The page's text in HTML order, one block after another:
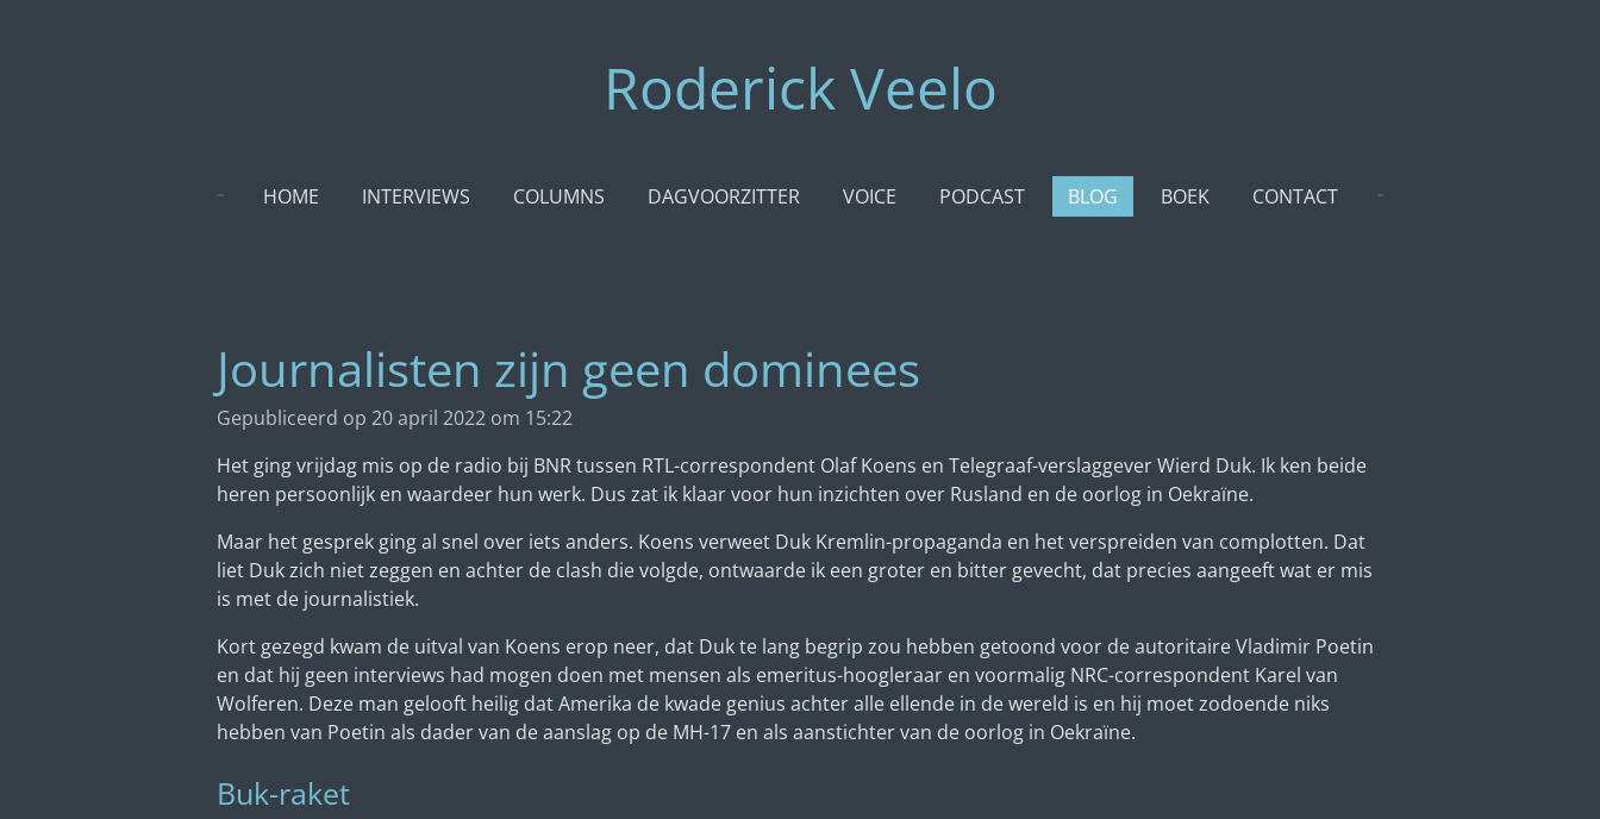
Roderick Veelo
HOME INTERVIEWS COLUMNS DAGVOORZITTER VOICE PODCAST BLOG BOEK CONTACT
Journalisten zijn geen dominees
Gepubliceerd op 20 april 2022 om 15:22
Het ging vrijdag mis op de radio bij BNR tussen RTL-correspondent Olaf Koens en Telegraaf-verslaggever Wierd Duk. Ik ken beide
heren persoonlijk en waardeer hun werk. Dus zat ik klaar voor hun inzichten over Rusland en de oorlog in Oekraïne.
Maar het gesprek ging al snel over iets anders. Koens verweet Duk Kremlin-propaganda en het verspreiden van complotten. Dat
liet Duk zich niet zeggen en achter de clash die volgde, ontwaarde ik een groter en bitter gevecht, dat precies aangeeft wat er mis
is met de journalistiek.
Kort gezegd kwam de uitval van Koens erop neer, dat Duk te lang begrip zou hebben getoond voor de autoritaire Vladimir Poetin
en dat hij geen interviews had mogen doen met mensen als emeritus-hoogleraar en voormalig NRC-correspondent Karel van
Wolferen. Deze man gelooft heilig dat Amerika de kwade genius achter alle ellende in de wereld is en hij moet zodoende niks
hebben van Poetin als dader van de aanslag op de MH-17 en als aanstichter van de oorlog in Oekraïne.
Buk-raket